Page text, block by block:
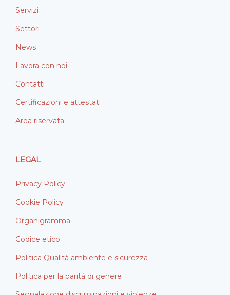
Servizi
Settori
News
Lavora con noi
Contatti
Certificazioni e attestati
Area riservata
LEGAL
Privacy Policy
Cookie Policy
Organigramma
Codice etico
Politica Qualità ambiente e sicurezza
Politica per la parità di genere